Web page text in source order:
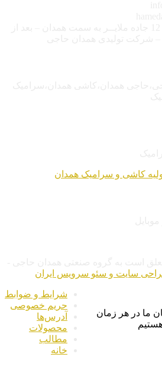
سایت و سئو سرویس ایران
شرایط و ضوابط
حریم خصوصی
آدرس‌ها
محصولات
مطالب
خانه
در هر زمان